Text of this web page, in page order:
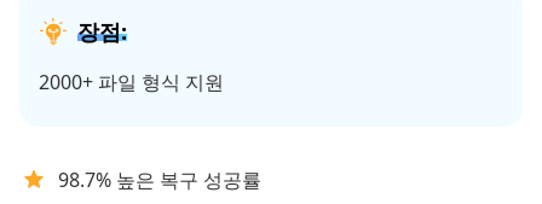
장점:
2000+ 파일 형식 지원
98.7% 높은 복구 성공률